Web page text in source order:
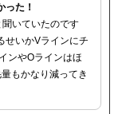
った！
いていたのです
せいかVラインにチ
ンやOラインはほ
もかなり減ってき